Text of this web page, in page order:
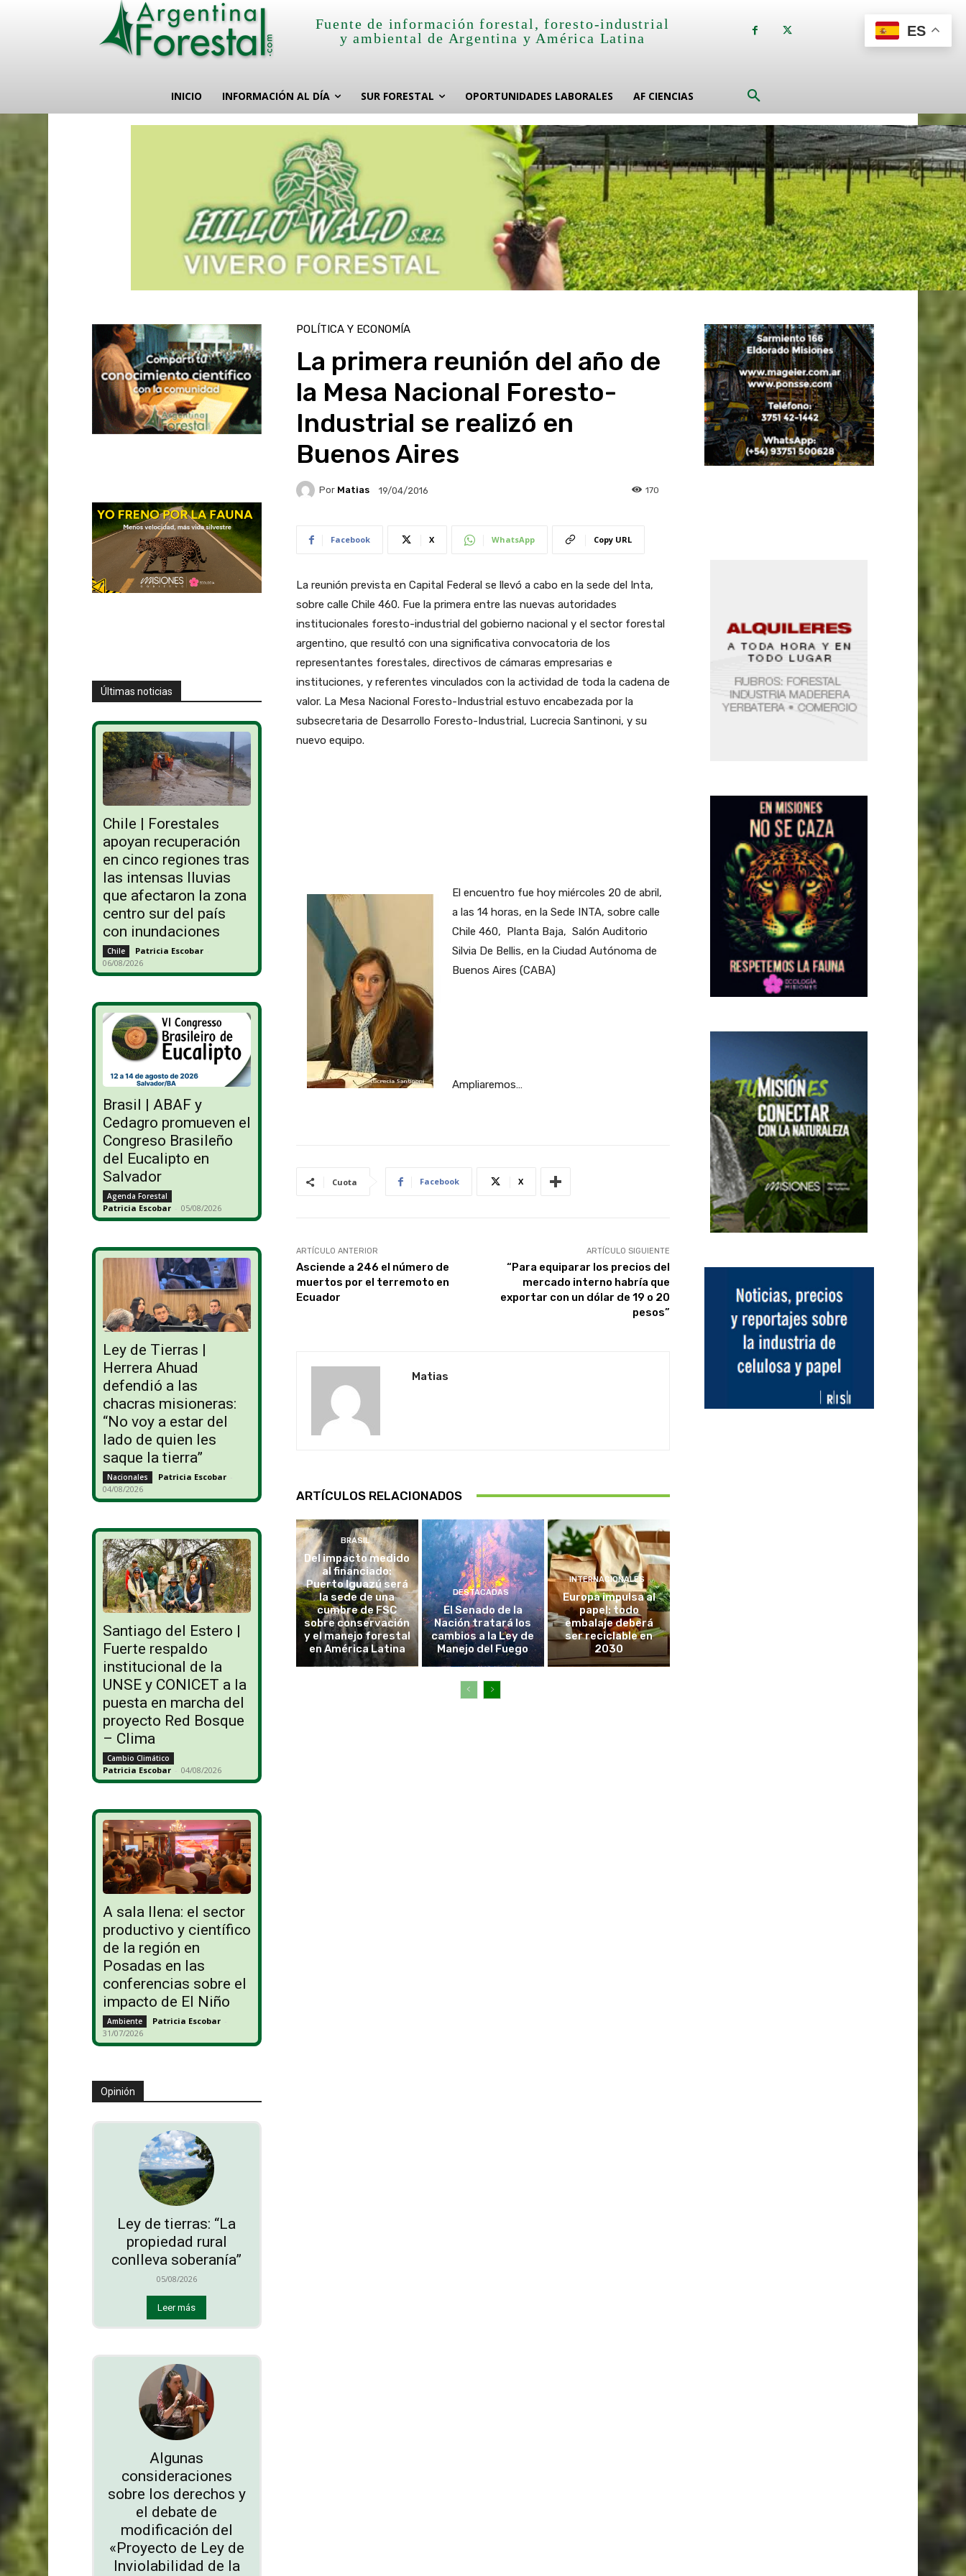
Fuente de información forestal, foresto-industrial
y ambiental de Argentina y América Latina
INICIO INFORMACIÓN AL DÍA SUR FORESTAL OPORTUNIDADES LABORALES AF CIENCIAS
Últimas noticias
Chile | Forestales
apoyan recuperación
en cinco regiones tras
las intensas lluvias
que afectaron la zona
centro sur del país
con inundaciones
Chile Patricia Escobar -
06/08/2026
Brasil | ABAF y
Cedagro promueven el
Congreso Brasileño
del Eucalipto en
Salvador
Agenda Forestal
Patricia Escobar - 05/08/2026
Ley de Tierras |
Herrera Ahuad
defendió a las
chacras misioneras:
“No voy a estar del
lado de quien les
saque la tierra”
Nacionales Patricia Escobar -
04/08/2026
Santiago del Estero |
Fuerte respaldo
institucional de la
UNSE y CONICET a la
puesta en marcha del
proyecto Red Bosque
– Clima
Cambio Climático
Patricia Escobar - 04/08/2026
A sala llena: el sector
productivo y científico
de la región en
Posadas en las
conferencias sobre el
impacto de El Niño
Ambiente Patricia Escobar -
31/07/2026
Opinión
Ley de tierras: “La
propiedad rural
conlleva soberanía”
05/08/2026
Leer más
Algunas
consideraciones
sobre los derechos y
el debate de
modificación del
«Proyecto de Ley de
Inviolabilidad de la
POLÍTICA Y ECONOMÍA
La primera reunión del año de
la Mesa Nacional Foresto-
Industrial se realizó en
Buenos Aires
Por Matias 19/04/2016 170
Facebook X WhatsApp Copy URL
La reunión prevista en Capital Federal se llevó a cabo en la sede del Inta,
sobre calle Chile 460. Fue la primera entre las nuevas autoridades
institucionales foresto-industrial del gobierno nacional y el sector forestal
argentino, que resultó con una significativa convocatoria de los
representantes forestales, directivos de cámaras empresarias e
instituciones, y referentes vinculados con la actividad de toda la cadena de
valor. La Mesa Nacional Foresto-Industrial estuvo encabezada por la
subsecretaria de Desarrollo Foresto-Industrial, Lucrecia Santinoni, y su
nuevo equipo.
El encuentro fue hoy miércoles 20 de abril,
a las 14 horas, en la Sede INTA, sobre calle
Chile 460, Planta Baja, Salón Auditorio
Silvia De Bellis, en la Ciudad Autónoma de
Buenos Aires (CABA)
Ampliaremos…
Cuota Facebook X
ARTÍCULO ANTERIOR
Asciende a 246 el número de
muertos por el terremoto en
Ecuador
ARTÍCULO SIGUIENTE
“Para equiparar los precios del
mercado interno habría que
exportar con un dólar de 19 o 20
pesos”
Matias
ARTÍCULOS RELACIONADOS
BRASIL
Del impacto medido
al financiado:
Puerto Iguazú será
la sede de una
cumbre de FSC
sobre conservación
y el manejo forestal
en América Latina
DESTACADAS
El Senado de la
Nación tratará los
cambios a la Ley de
Manejo del Fuego
INTERNACIONALES
Europa impulsa al
papel: todo
embalaje deberá
ser reciclable en
2030
ES